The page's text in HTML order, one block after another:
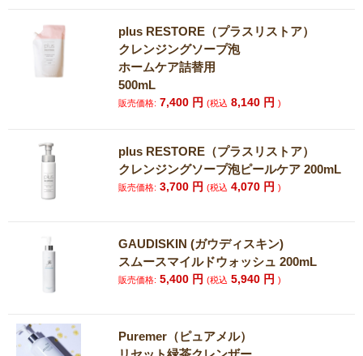
plus RESTORE（プラスリストア）
クレンジングソープ泡
ホームケア詰替用
500mL
販売価格: 7,400 円(税込 8,140 円)
plus RESTORE（プラスリストア）
クレンジングソープ泡ピールケア 200mL
販売価格: 3,700 円(税込 4,070 円)
GAUDISKIN (ガウディスキン)
スムースマイルドウォッシュ 200mL
販売価格: 5,400 円(税込 5,940 円)
Puremer（ピュアメル）